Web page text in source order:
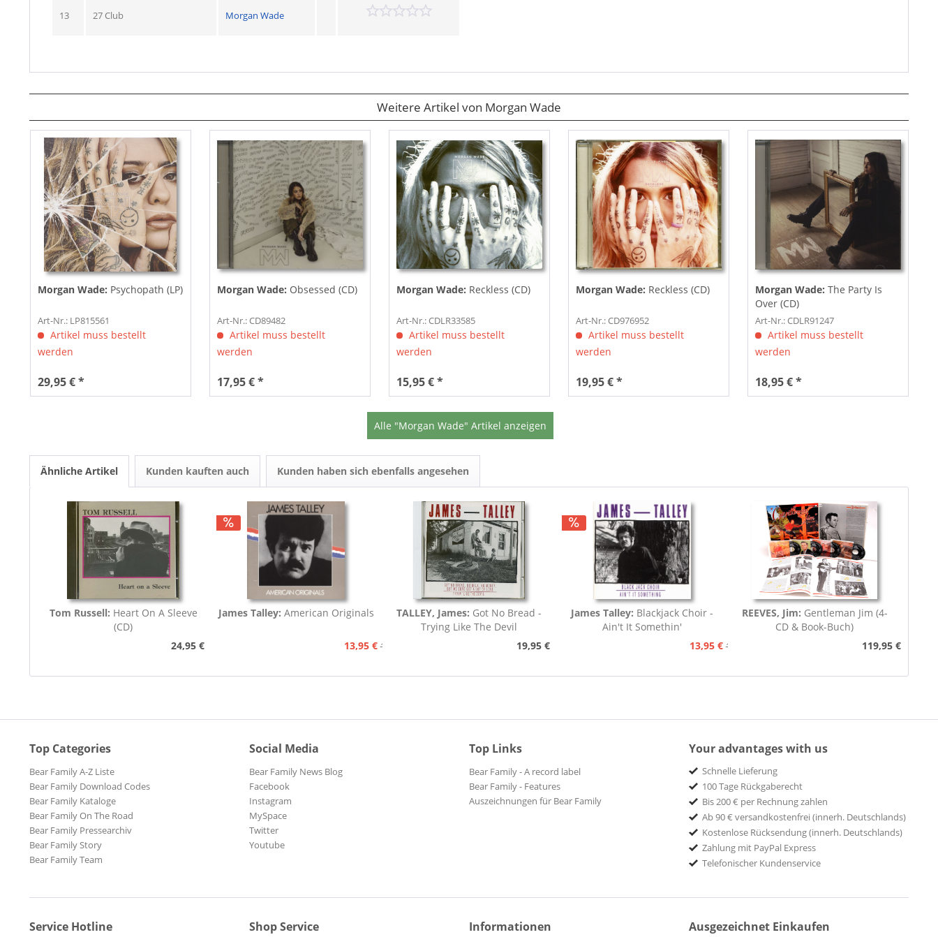
13 27 Club Morgan Wade
Weitere Artikel von Morgan Wade
Morgan Wade: Psychopath (LP)
Art-Nr.: LP815561
Artikel muss bestellt
werden
29,95 € *
Morgan Wade: Obsessed (CD)
Art-Nr.: CD89482
Artikel muss bestellt
werden
17,95 € *
Morgan Wade: Reckless (CD)
Art-Nr.: CDLR33585
Artikel muss bestellt
werden
15,95 € *
Morgan Wade: Reckless (CD)
Art-Nr.: CD976952
Artikel muss bestellt
werden
19,95 € *
Morgan Wade: The Party Is
Over (CD)
Art-Nr.: CDLR91247
Artikel muss bestellt
werden
18,95 € *
Alle "Morgan Wade" Artikel anzeigen
Ähnliche Artikel Kunden kauften auch Kunden haben sich ebenfalls angesehen
Tom Russell: Heart On A Sleeve
(CD)
24,95 €
James Talley: American Originals
13,95 € 15,95 €
TALLEY, James: Got No Bread -
Trying Like The Devil
19,95 €
James Talley: Blackjack Choir -
Ain't It Somethin'
13,95 € 15,95 €
REEVES, Jim: Gentleman Jim (4-
CD & Book-Buch)
119,95 €
Top Categories
Bear Family A-Z Liste
Bear Family Download Codes
Bear Family Kataloge
Bear Family On The Road
Bear Family Pressearchiv
Bear Family Story
Bear Family Team
Social Media
Bear Family News Blog
Facebook
Instagram
MySpace
Twitter
Youtube
Top Links
Bear Family - A record label
Bear Family - Features
Auszeichnungen für Bear Family
Your advantages with us
Schnelle Lieferung
100 Tage Rückgaberecht
Bis 200 € per Rechnung zahlen
Ab 90 € versandkostenfrei (innerh. Deutschlands)
Kostenlose Rücksendung (innerh. Deutschlands)
Zahlung mit PayPal Express
Telefonischer Kundenservice
Service Hotline Shop Service Informationen Ausgezeichnet Einkaufen